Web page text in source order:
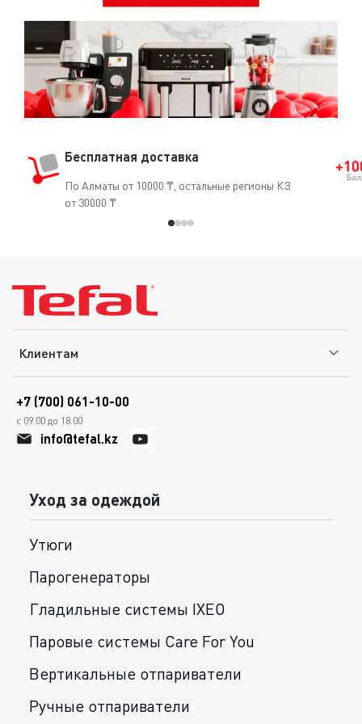
Бесплатная доставка
По Алматы от 10000 ₸, остальные регионы КЗ
от 30000 ₸
Клиентам
+7 (700) 061-10-00
с 09.00 до 18.00
info@tefal.kz
Уход за одеждой
Утюги
Парогенераторы
Гладильные системы IXEO
Паровые системы Care For You
Вертикальные отпариватели
Ручные отпариватели